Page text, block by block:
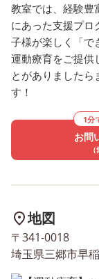
教室では、経験豊
にあった支援プロ
子様が楽しく「で
運動療育をご提供
とがありましたら
す！
1分
お問
地図
〒341-0018
埼玉県三郷市早